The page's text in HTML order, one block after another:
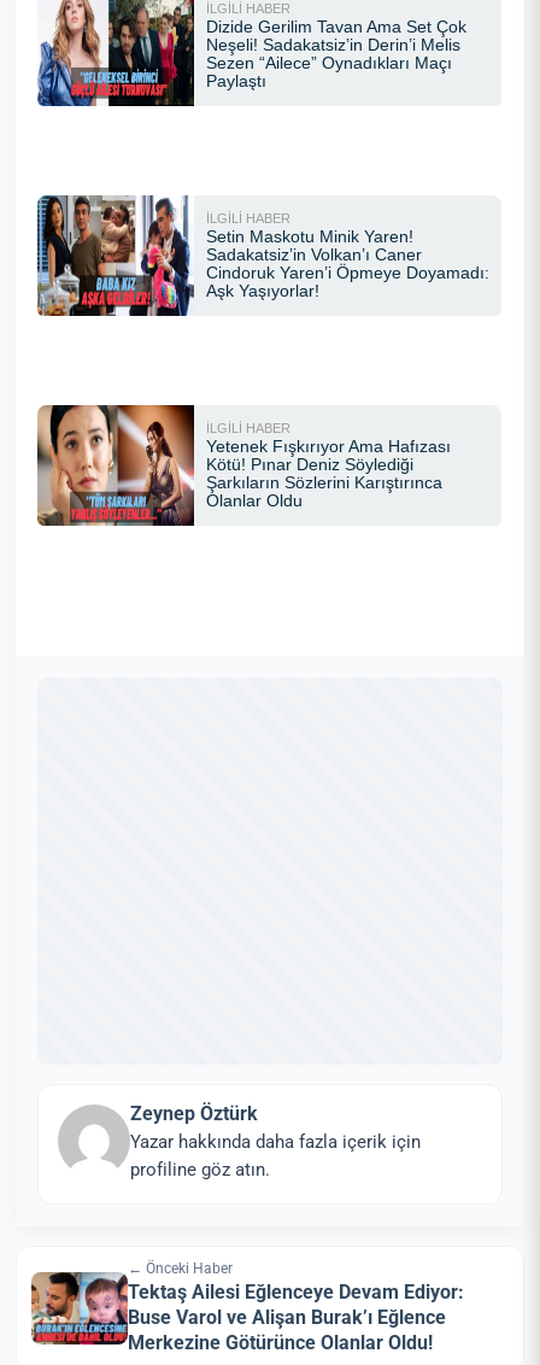
Zeynep Öztürk
Yazar hakkında daha fazla içerik için
profiline göz atın.
← Önceki Haber
Tektaş Ailesi Eğlenceye Devam Ediyor:
Buse Varol ve Alişan Burak’ı Eğlence
Merkezine Götürünce Olanlar Oldu!